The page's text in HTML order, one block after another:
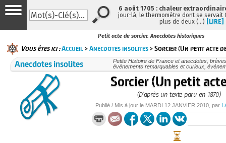
Petit acte de sorcier. Anecdotes historiques
Vous êtes ici :Accueil >Anecdotes insolites > Sorcier (Un petit acte
Anecdotes insolites
Petite Histoire de France et anecdotes,
événements remarquables et curieux,
Sorcier (Un petit
(D’après un texte paru en 1870)
Publié / Mis à jour le MARDI 12 JANVIER 2010 , par
6 août 1705 : chaleur
jour-là, le thermomètre dont se servait
plus de deux (…) [LIRE]